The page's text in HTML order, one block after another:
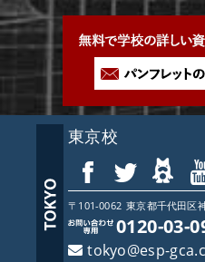
東京校
〒101-0062 東京都千代田区
0120-03-
tokyo@esp-